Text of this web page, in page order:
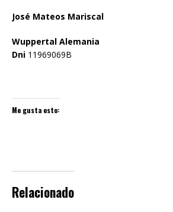
José Mateos Mariscal
Wuppertal Alemania
Dni 11969069B
Me gusta esto:
Relacionado